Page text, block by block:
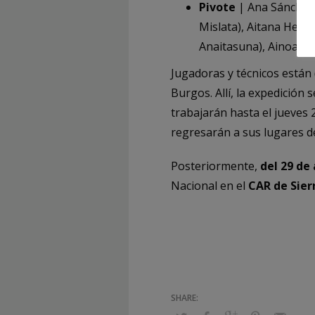
Pivote | Ana
Mislata), Aitana
Anaitasuna), Ainoa
Jugadoras y técnicos
Burgos. Allí, la expedición
trabajarán hasta el jueves
regresarán a sus lugares
Posteriormente, del 29
Nacional en el CAR de